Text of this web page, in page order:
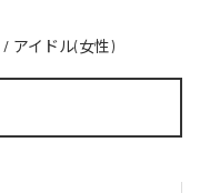
/ アイドル(女性)